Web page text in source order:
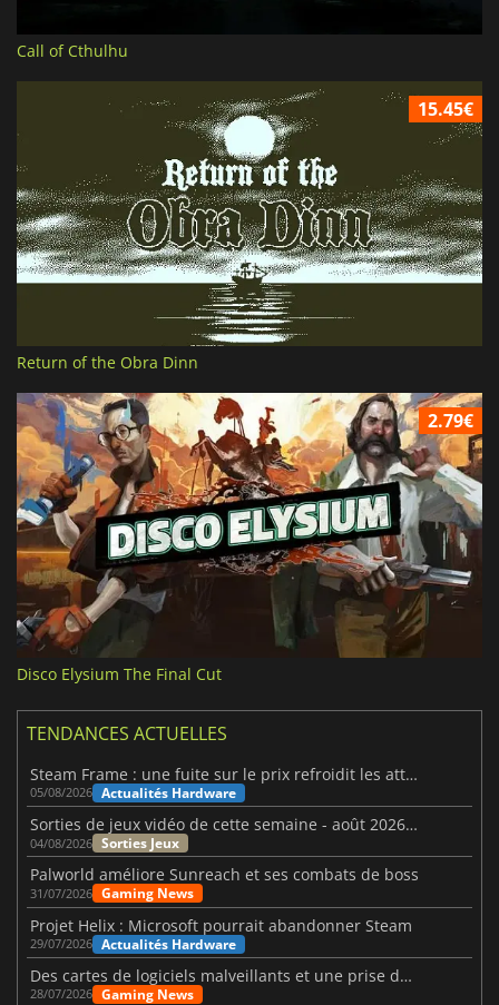
Call of Cthulhu
15.45€
Return of the Obra Dinn
2.79€
Disco Elysium The Final Cut
TENDANCES ACTUELLES
Steam Frame : une fuite sur le prix refroidit les attentes VR
05/08/2026 Actualités Hardware
Sorties de jeux vidéo de cette semaine - août 2026 (semaine 32)
04/08/2026 Sorties Jeux
Palworld améliore Sunreach et ses combats de boss
31/07/2026 Gaming News
Projet Helix : Microsoft pourrait abandonner Steam
29/07/2026 Actualités Hardware
Des cartes de logiciels malveillants et une prise de contrôle de Discord ont touché Meccha Chameleon
28/07/2026 Gaming News